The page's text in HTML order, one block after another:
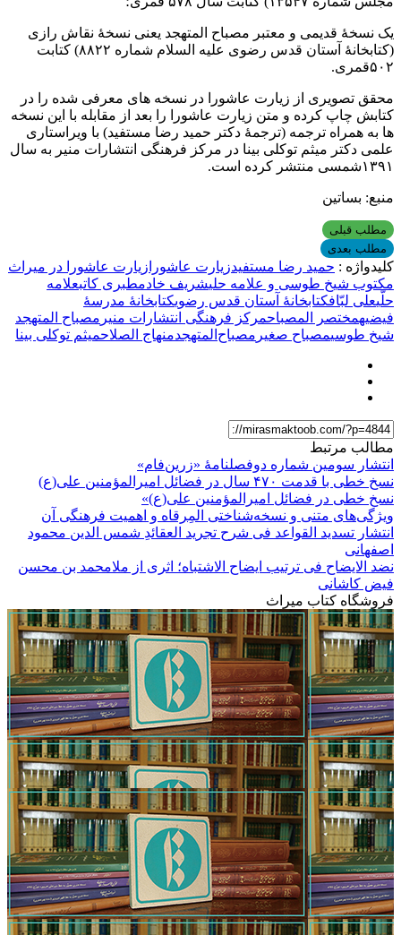
یک نسخۀ قدیمی و معتبر مصباح المتهجد یعنی نسخۀ نقاش رازی
(کتابخانۀ آستان قدس رضوی علیه السلام شماره ۸۸۲۲) کتابت
۵۰۲قمری.
محقق تصویری از زیارت عاشورا در نسخه های معرفی شده را در
کتابش چاپ کرده و متن زیارت عاشورا را بعد از مقابله با این نسخه
ها به همراه ترجمه (ترجمۀ دکتر حمید رضا مستفید) با ویراستاری
علمی دکتر میثم توکلی بینا در مرکز فرهنگی انتشارات منیر به سال
۱۳۹۱شمسی منتشر کرده است.
منبع: بساتین
مطلب قبلی
مطلب بعدی
کلیدواژه : حمید رضا مستفیدزیارت عاشورا زیارت عاشورا در میراث
مکتوب شیخ طوسی و علامه حلیشریف خادمطبری کاتبعلامه
حلّیعلی لبّافکتابخانۀ آستان قدس رضویکتابخانۀ مدرسۀ
فیضیهمختصر المصباحمرکز فرهنگی انتشارات منیر مصباح المتهجد
شیخ طوسیمصباح صغیر مصباح‌المتهجدمنهاج الصلاحمیثم توکلی بینا
مطالب مرتبط
انتشار سومین شماره دوفصلنامۀ «زرین‌فام»
نسخ خطی با قدمت ۴۷۰ سال در فضائل امیرالمؤمنین علی(ع)
نسخ خطی در فضائل امیرالمؤمنین علی(ع)»
ویژگی‌های متنی و نسخه‌شناختی المِرقاه و اهمیت فرهنگی آن
انتشار تسدید القواعد فی شرح تجرید العقائدِ شمس الدین محمود
اصفهانی
نضد الایضاح فی ترتیب ایضاح الاشتباه؛ اثری از ملامحمد بن محسن
فیض کاشانی
فروشگاه کتاب میراث